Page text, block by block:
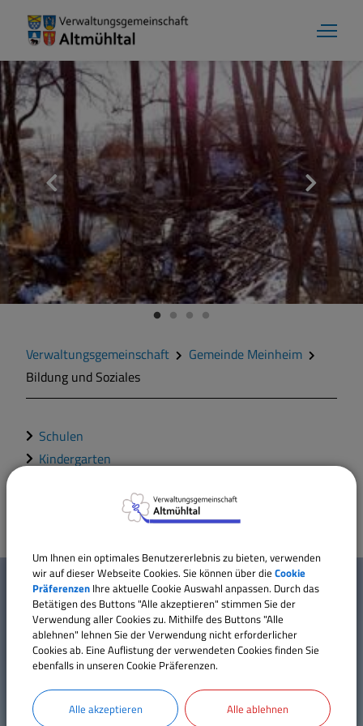
Aktuelles
Verwaltungsgemeinschaft
Gemeinde Alesheim
Markt Markt Berolzheim
Gemeinde Meinheim
Verwaltungsgemeinschaft
Gemeinde Meinheim
Bildung und Soziales
Schulen
Kindergarten
W
c
h
t
Mehr entdecken
Kontakt
Inhaltsverzeichnis
Impressum
Datenschutz
Erklärung zur Barrierefreiheit
Um Ihnen ein optimales Benutzererlebnis zu bieten, verwenden
wir auf dieser Webseite Cookies. Sie können über die Cookie
Präferenzen Ihre aktuelle Cookie Auswahl anpassen. Durch das
Betätigen des Buttons "Alle akzeptieren" stimmen Sie der
Verwendung aller Cookies zu. Mithilfe des Buttons "Alle
ablehnen" lehnen Sie der Verwendung nicht erforderlicher
Cookies ab. Eine Auflistung der verwendeten Cookies finden Sie
ebenfalls in unseren Cookie Präferenzen.
Alle akzeptieren Alle ablehnen